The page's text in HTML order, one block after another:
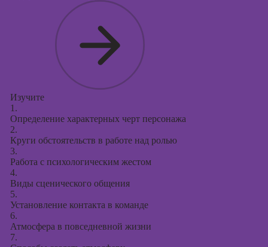
Изучите
1.
Определение характерных черт персонажа
2.
Круги обстоятельств в работе над ролью
3.
Работа с психологическим жестом
4.
Виды сценического общения
5.
Установление контакта в команде
6.
Атмосфера в повседневной жизни
7.